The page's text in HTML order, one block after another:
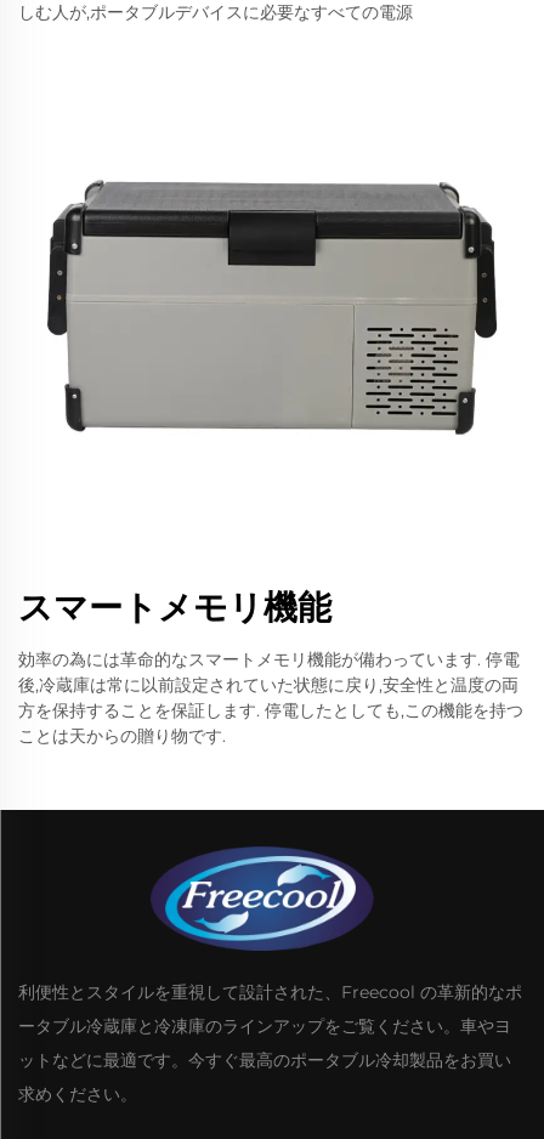
しむ人が,ポータブルデバイスに必要なすべての電源
スマートメモリ機能
効率の為には革命的なスマートメモリ機能が備わっています. 停電
後,冷蔵庫は常に以前設定されていた状態に戻り,安全性と温度の両
方を保持することを保証します. 停電したとしても,この機能を持つ
ことは天からの贈り物です.
利便性とスタイルを重視して設計された、Freecool の革新的なポ
ータブル冷蔵庫と冷凍庫のラインアップをご覧ください。車やヨ
ットなどに最適です。今すぐ最高のポータブル冷却製品をお買い
求めください。